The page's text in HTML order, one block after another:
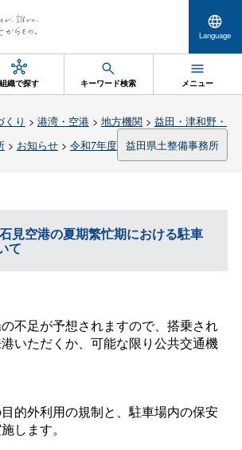
Language
組織で探す キーワード検索 メニュー
くり > 港湾・空港> 地方機関> 益田・津和野・
> お知らせ> 令和7年度 益田県土整備事務所
見空港の夏期繁忙期における駐車
て
不足が予想されますので、搭乗され
いただくか、可能な限り公共交通機
的外利用の規制と、駐車場内の保安
します。